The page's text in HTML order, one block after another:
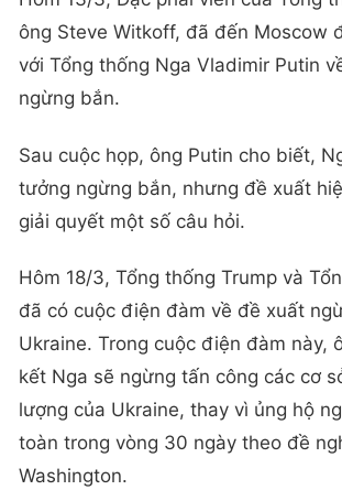
ông Steve Witkoff, đã đến Moscow
với Tổng thống Nga Vladimir Putin
ngừng bắn.
Sau cuộc họp, ông Putin cho biết,
tưởng ngừng bắn, nhưng đề xuất
giải quyết một số câu hỏi.
Hôm 18/3, Tổng thống Trump và
đã có cuộc điện đàm về đề xuất
Ukraine. Trong cuộc điện đàm này,
kết Nga sẽ ngừng tấn công các cơ
lượng của Ukraine, thay vì ủng hộ
toàn trong vòng 30 ngày theo đề
Washington.